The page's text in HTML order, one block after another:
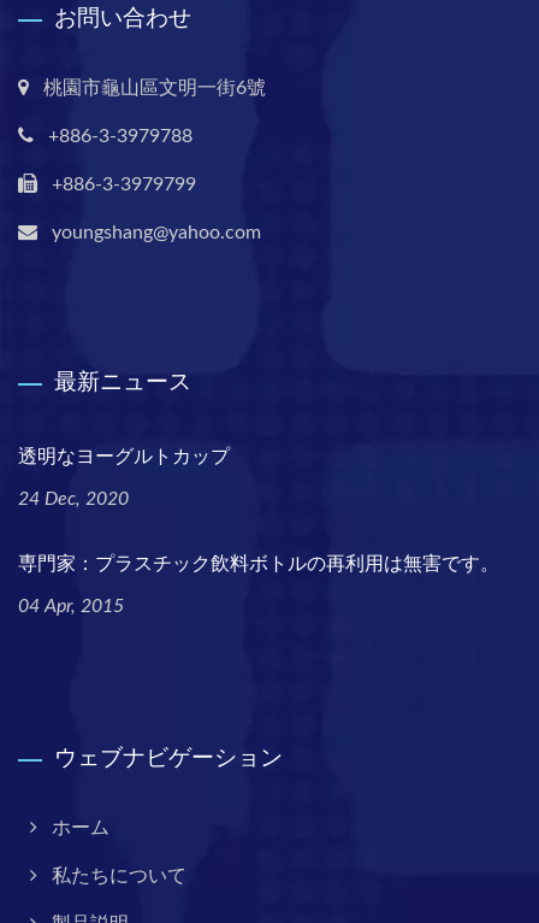
お問い合わせ
桃園市龜山區文明一街6號
+886-3-3979788
+886-3-3979799
youngshang@yahoo.com
最新ニュース
透明なヨーグルトカップ
24 Dec, 2020
専門家：プラスチック飲料ボトルの再利用は無害です。
04 Apr, 2015
ウェブナビゲーション
ホーム
私たちについて